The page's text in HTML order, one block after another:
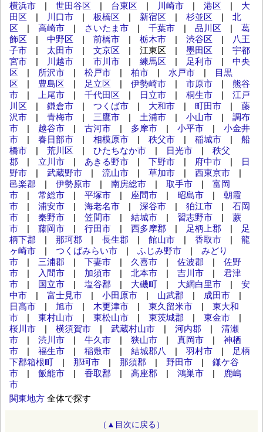
横浜市 | 世田谷区 | 台東区 | 川崎市 | 港区 | 大
田区 | 川口市 | 板橋区 | 新宿区 | 杉並区 | 北
区 | 高崎市 | さいたま市 | 千葉市 | 品川区 | 葛
飾区 | 中野区 | 前橋市 | 栃木市 | 渋谷区 |
八王
子市 | 太田市 | 文京区 | 江東区 | 墨田区 | 宇都
宮市 | 川越市 | 市川市 | 練馬区 | 足利市 | 中央
区 | 所沢市 | 松戸市 | 柏市 | 水戸市 |
目黒
区 | 豊島区 | 足立区 | 伊勢崎市 | 市原市 | 熊谷
市 | 上尾市 | 千代田区 | 日立市 | 桐生市 | 江戸
川区 | 鎌倉市 | つくば市 | 大和市 | 町田市 | 藤
沢市 | 青梅市 | 三鷹市 | 土浦市 | 小山市 | 調布
市 | 越谷市 | 古河市 | 多摩市 | 小平市 | 小金井
市 | 春日部市 | 相模原市 | 秩父市 | 稲城市 | 船
橋市 | 荒川区 | ひたちなか市 | 日光市 | 秩父
郡 | 立川市 | あきる野市 | 下野市 | 府中市 |
日
野市 | 武蔵野市 | 流山市 | 草加市 | 西東京市 |
邑楽郡 | 伊勢原市 | 南房総市 | 取手市 | 富岡
市 | 常総市 | 平塚市 | 座間市 | 昭島市 | 朝霞
市 | 浦安市 | 海老名市 | 深谷市 | 狛江市 | 石岡
市 | 秦野市 | 笠間市 | 結城市 | 習志野市 | 蕨
市 | 藤岡市 | 行田市 | 西多摩郡 | 足柄上郡 |
足
柄下郡 | 那珂郡 | 長生郡 | 館山市 | 香取市 | 龍
ヶ崎市 | つくばみらい市 | ふじみ野市 | みどり
市 | 三浦郡 | 下妻市 | 久喜市 | 佐波郡 | 佐野
市 | 入間市 | 加須市 | 北本市 | 吉川市 | 君津
市 | 国立市 | 塩谷郡 | 大磯町 | 大網白里市 | 安
中市 | 富士見市 | 小田原市 | 山武郡 | 成田市 |
日高市 | 旭市 | 木更津市 | 東久留米市 | 東大和
市 | 東村山市 | 東松山市 | 東茨城郡 | 東金市 |
桜川市 | 横須賀市 | 武蔵村山市 | 河内郡 | 清瀬
市 | 渋川市 | 牛久市 | 狭山市 | 真岡市 | 神栖
市 | 福生市 | 稲敷市 | 結城郡八 | 羽村市 |
足柄
下郡箱根町 | 那珂市 | 那須郡 | 野田市 | 鎌ケ谷
市 | 飯能市 | 香取郡 | 高座郡 | 鴻巣市 |
鹿嶋
市
関東地方 全体で探す
（▲目次に戻る）